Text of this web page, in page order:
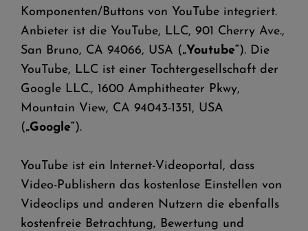
Komponenten/Buttons von YouTube integriert.
Anbieter ist die YouTube, LLC, 901 Cherry Ave.,
San Bruno, CA 94066, USA („Youtube“). Die
YouTube, LLC ist einer Tochtergesellschaft der
Google LLC., 1600 Amphitheater Pkwy,
Mountain View, CA 94043-1351, USA
(„Google“).
YouTube ist ein Internet-Videoportal, dass
Video-Publishern das kostenlose Einstellen von
Videoclips und anderen Nutzern die ebenfalls
kostenfreie Betrachtung, Bewertung und